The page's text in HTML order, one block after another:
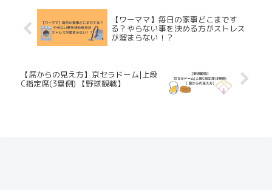
【ワーママ】毎日の家事どこまです
る？やらない事を決める方がストレス
が溜まらない！？
【席からの見え方】京セラドーム|上段
C指定席(3塁側) 【野球観戦】